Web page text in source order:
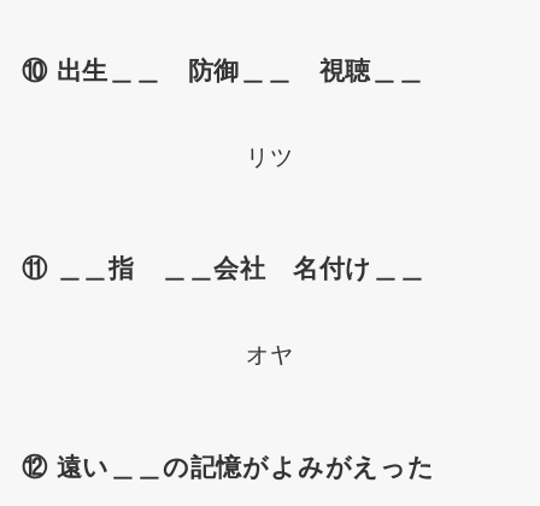
⑩ 出生＿＿ 防御＿＿ 視聴＿＿
リツ
⑪ ＿＿指 ＿＿会社 名付け＿＿
オヤ
⑫ 遠い＿＿の記憶がよみがえった